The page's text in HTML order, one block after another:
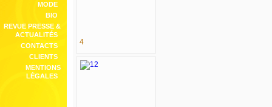
MODE
BIO
REVUE PRESSE &
ACTUALITÉS
CONTACTS
CLIENTS
MENTIONS
LÉGALES
4